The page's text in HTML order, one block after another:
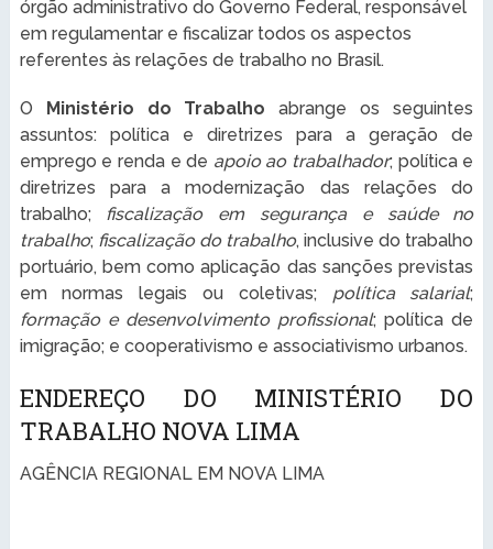
órgão administrativo do Governo Federal, responsável
em regulamentar e fiscalizar todos os aspectos
referentes às relações de trabalho no Brasil.
O Ministério do Trabalho
abrange os seguintes
assuntos: política e diretrizes para a geração de
emprego e renda e de apoio ao trabalhador; política e
diretrizes para a modernização das relações do
trabalho; fiscalização em segurança e saúde no
trabalho; fiscalização do trabalho, inclusive do trabalho
portuário, bem como aplicação das sanções previstas
em normas legais ou coletivas; política salarial;
formação e desenvolvimento profissional; política de
imigração; e cooperativismo e associativismo urbanos.
ENDEREÇO DO MINISTÉRIO DO
TRABALHO NOVA LIMA
AGÊNCIA REGIONAL EM NOVA LIMA